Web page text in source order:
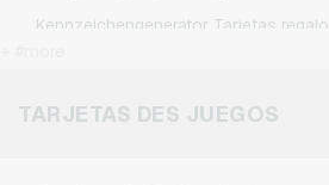
Kennzeichengenerator Tarjetas regalo
Netflix Tarjetas regalo
TARJETAS DES JUEGOS